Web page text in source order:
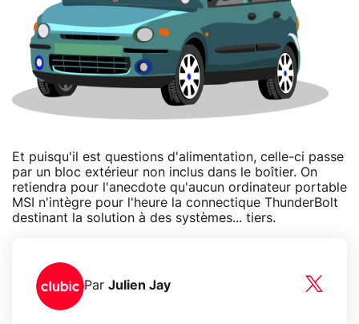
Et puisqu'il est questions d'alimentation, celle-ci passe
par un bloc extérieur non inclus dans le boîtier. On
retiendra pour l'anecdote qu'aucun ordinateur portable
MSI n'intègre pour l'heure la connectique ThunderBolt
destinant la solution à des systèmes... tiers.
Par Julien Jay